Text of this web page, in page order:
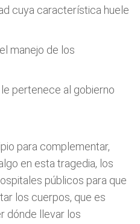
cuya característica huele
manejo de los
pertenece al gobierno
para complementar,
en esta tragedia, los
públicos para que
los cuerpos, que es
dónde llevar los